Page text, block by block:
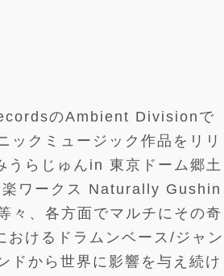
のAmbient Divisionで
ックミュージック作品をリリ
うらじゅんin 東京ドーム郷土
楽ワークス Naturally Gushin
々、各方面でマルチにその奇
おけるドラムンベース/ジャン
ドから世界に影響を与え続け